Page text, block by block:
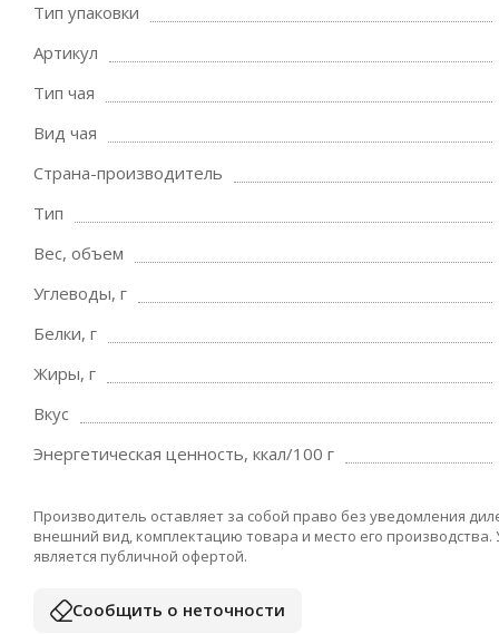
Тип упаковки
Артикул
Тип чая
Вид чая
Страна-производитель
Тип
Вес, объем
Углеводы, г
Белки, г
Жиры, г
Вкус
Энергетическая ценность, ккал/100 г
Производитель оставляет за собой право без уведомления
внешний вид, комплектацию товара и место его
является публичной офертой.
Сообщить о неточности